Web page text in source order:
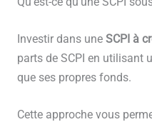
Investir dans une SCPI à
parts de SCPI en utilisant
que ses propres fonds.
Cette approche vous